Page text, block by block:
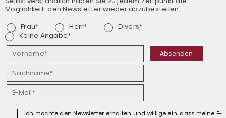
Möglichkeit, den Newsletter wieder abzubestellen.
Frau*
Herr*
Divers*
Keine Angabe*
Absenden
Ich möchte den Newsletter erhalten und willige ein, dass meine E-